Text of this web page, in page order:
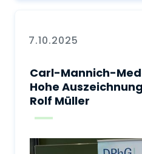
7.10.2025
Carl-Mannich-
Hohe
Rolf Müller